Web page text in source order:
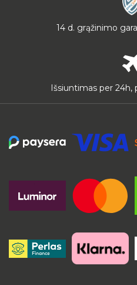
14 d. grąžinimo
Išsiuntimas per 24h,